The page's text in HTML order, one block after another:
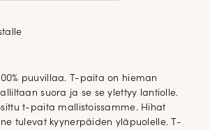
puuvillaa. T-paita on hieman
suora ja se se ylettyy lantiolle.
t-paita mallistoissamme. Hihat
tulevat kyynerpäiden yläpuolelle. T-